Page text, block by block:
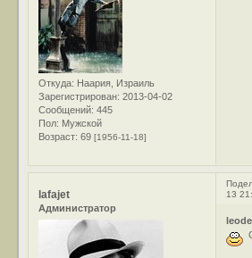
Откуда: Наария, Израиль
Зарегистрирован: 2013-04-02
Сообщений: 445
Пол: Мужской
Возраст: 69[1956-11-18]
13
lafajet
Администратор